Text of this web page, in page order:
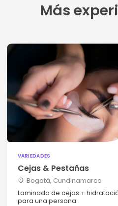
Más
VARIEDADES
Cejas & Pestañas
Bogotá, Cundinamarca
Laminado de cejas +
para una persona